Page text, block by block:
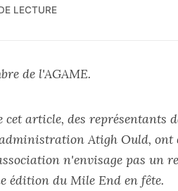
LECTURE
de l'AGAME.
article, des représentants
Atigh Ould, ont
n'envisage pas un
édition du Mile End en fête.